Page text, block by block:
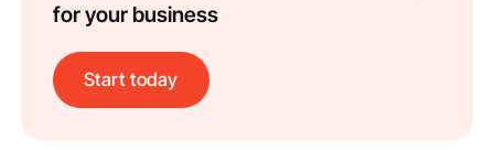
for your business
Start today